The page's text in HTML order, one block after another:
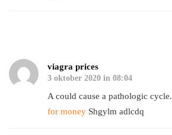
viagra prices
3 oktober 2020 in 08:04
A could cause a pathologic cycle.
for money Shgylm adlcdq